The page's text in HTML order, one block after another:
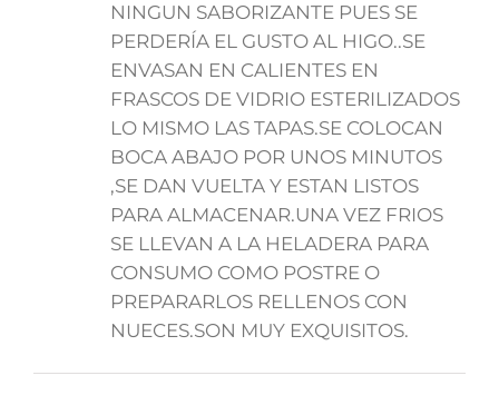
NINGUN SABORIZANTE PUES SE
PERDERÍA EL GUSTO AL HIGO..SE
ENVASAN EN CALIENTES EN
FRASCOS DE VIDRIO ESTERILIZADOS
LO MISMO LAS TAPAS.SE COLOCAN
BOCA ABAJO POR UNOS MINUTOS
,SE DAN VUELTA Y ESTAN LISTOS
PARA ALMACENAR.UNA VEZ FRIOS
SE LLEVAN A LA HELADERA PARA
CONSUMO COMO POSTRE O
PREPARARLOS RELLENOS CON
NUECES.SON MUY EXQUISITOS.